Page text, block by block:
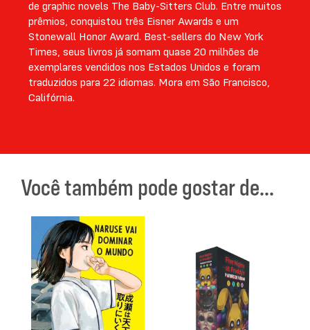
de graphic novels The Baby-Sitters Club. Entre muitos
prêmios, conquistou três Eisner Awards e um
Stonewall Honor Award. Best-sellers do New York
Times, seus livros já somam quase 20 milhões de
exemplares vendidos nos Estados Unidos e foram
traduzidos para 22 idiomas. Mora em São Francisco,
Califórnia.
Você também pode gostar de...